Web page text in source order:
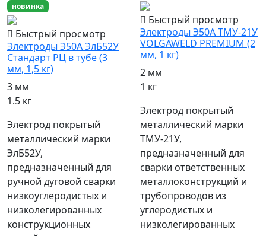
новинка
Быстрый просмотр
Электроды Э50А ЭлБ52У
Стандарт РЦ в тубе (3
мм, 1,5 кг)
3 мм
1.5 кг
Электрод покрытый
металлический марки
ЭлБ52У,
предназначенный для
ручной дуговой сварки
низкоуглеродистых и
низколегированных
конструкционных
Быстрый просмотр
Электроды Э50А ТМУ-21У
VOLGAWELD PREMIUM (2
мм, 1 кг)
2 мм
1 кг
Электрод покрытый
металлический марки
ТМУ-21У,
предназначенный для
сварки ответственных
металлоконструкций и
трубопроводов из
углеродистых и
низколегированных